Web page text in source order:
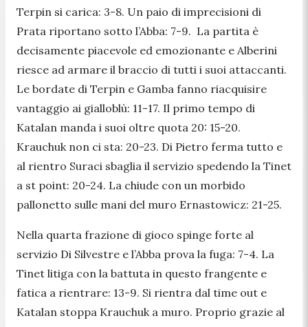
Terpin si carica: 3-8. Un paio di imprecisioni di
Prata riportano sotto l’Abba: 7-9. La partita è
decisamente piacevole ed emozionante e Alberini
riesce ad armare il braccio di tutti i suoi attaccanti.
Le bordate di Terpin e Gamba fanno riacquisire
vantaggio ai gialloblù: 11-17. Il primo tempo di
Katalan manda i suoi oltre quota 20: 15-20.
Krauchuk non ci sta: 20-23. Di Pietro ferma tutto e
al rientro Suraci sbaglia il servizio spedendo la Tinet
a st point: 20-24. La chiude con un morbido
pallonetto sulle mani del muro Ernastowicz: 21-25.
Nella quarta frazione di gioco spinge forte al
servizio Di Silvestre e l’Abba prova la fuga: 7-4. La
Tinet litiga con la battuta in questo frangente e
fatica a rientrare: 13-9. Si rientra dal time out e
Katalan stoppa Krauchuk a muro. Proprio grazie al